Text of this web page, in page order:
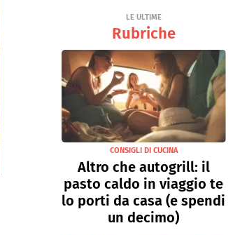
LE ULTIME
Rubriche
CONSIGLI DI CUCINA
Altro che autogrill: il
pasto caldo in viaggio te
lo porti da casa (e spendi
un decimo)